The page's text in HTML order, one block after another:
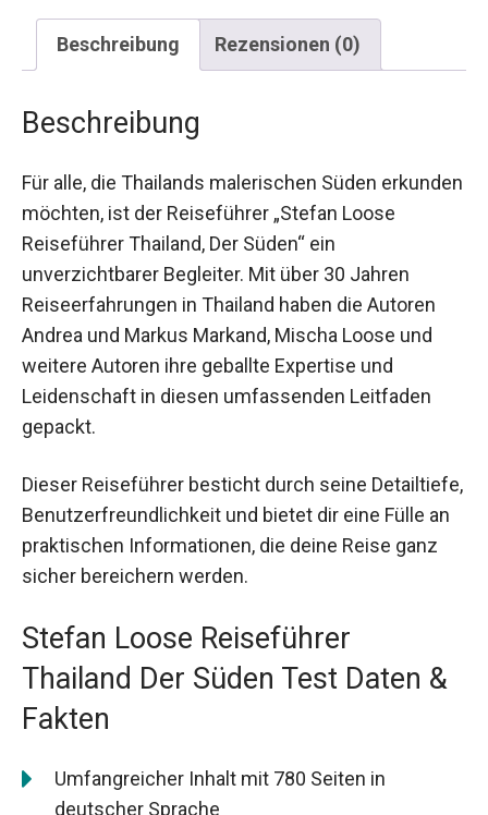
Beschreibung Rezensionen (0)
Beschreibung
Für alle, die Thailands malerischen Süden erkunden
möchten, ist der Reiseführer „Stefan Loose
Reiseführer Thailand, Der Süden“ ein
unverzichtbarer Begleiter. Mit über 30 Jahren
Reiseerfahrungen in Thailand haben die Autoren
Andrea und Markus Markand, Mischa Loose und
weitere Autoren ihre geballte Expertise und
Leidenschaft in diesen umfassenden Leitfaden
gepackt.
Dieser Reiseführer besticht durch seine Detailtiefe,
Benutzerfreundlichkeit und bietet dir eine Fülle an
praktischen Informationen, die deine Reise ganz
sicher bereichern werden.
Stefan Loose Reiseführer
Thailand Der Süden Test Daten &
Fakten
Umfangreicher Inhalt mit 780 Seiten in
deutscher Sprache